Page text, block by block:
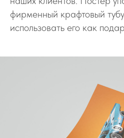
фирменный крафтовый
использовать его как